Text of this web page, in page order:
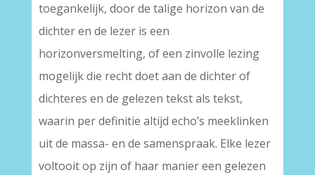
toegankelijk, door de talige horizon van de
dichter en de lezer is een
horizonversmelting, of een zinvolle lezing
mogelijk die recht doet aan de dichter of
dichteres en de gelezen tekst als tekst,
waarin per definitie altijd echo’s meeklinken
uit de massa- en de samenspraak. Elke lezer
voltooit op zijn of haar manier een gelezen